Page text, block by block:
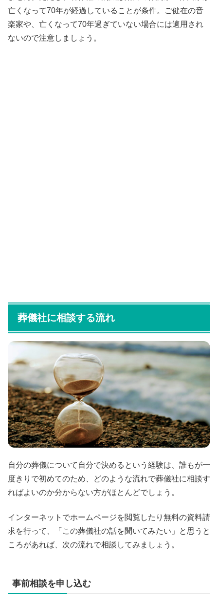
亡くなって70年が経過していることが条件。ご健在の音
楽家や、亡くなって70年過ぎていない場合には適用され
ないので注意しましょう。
葬儀社に相談する流れ
自分の葬儀について自分で決めるという経験は、誰もが一
度きりで初めてのため、どのような流れで葬儀社に相談す
ればよいのか分からない方がほとんどでしょう。
インターネットでホームページを閲覧したり無料の資料請
求を行って、「この葬儀社の話を聞いてみたい」と思うと
ころがあれば、次の流れで相談してみましょう。
事前相談を申し込む